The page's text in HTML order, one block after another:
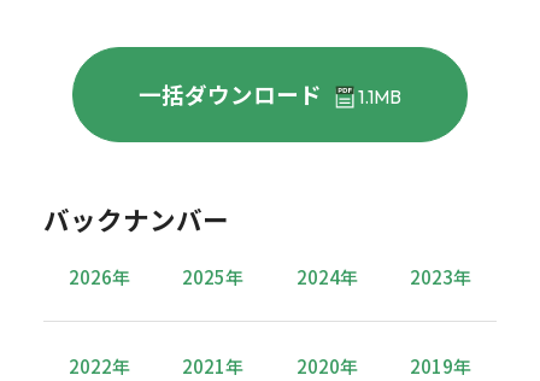
一括ダウンロード 1.1MB
バックナンバー
2026年 2025年 2024年 2023年
2022年 2021年 2020年 2019年